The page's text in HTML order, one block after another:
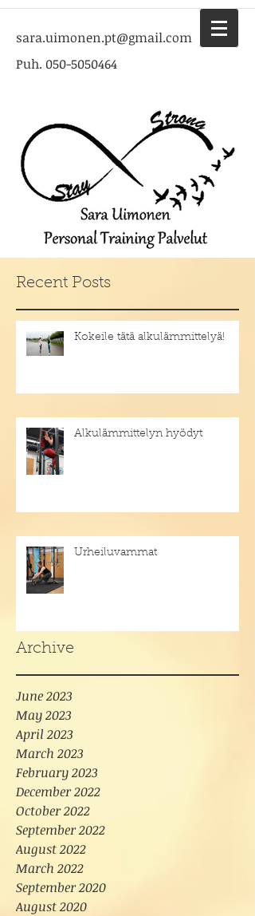
sara.uimonen.pt@gmail.com
Puh. 050-5050464
Recent Posts
Kokeile tätä alkulämmittelyä!
Alkulämmittelyn hyödyt
Urheiluvammat
Archive
June 2023
May 2023
April 2023
March 2023
February 2023
December 2022
October 2022
September 2022
August 2022
March 2022
September 2020
August 2020